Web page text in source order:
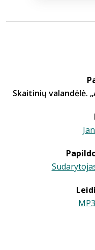
Skaitinių valandėlė.